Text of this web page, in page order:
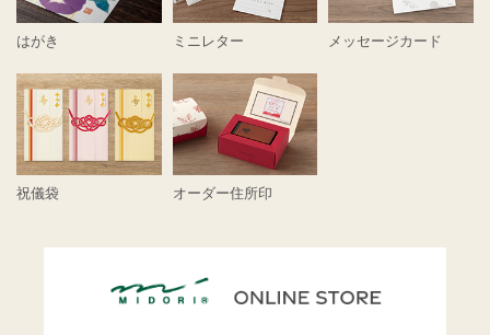
はがき ミニレター メッセージカード
祝儀袋 オーダー住所印